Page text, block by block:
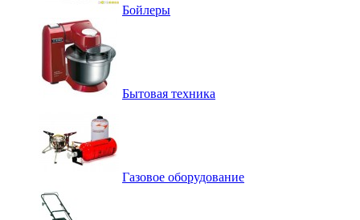
Бойлеры
Бытовая техника
Газовое оборудование